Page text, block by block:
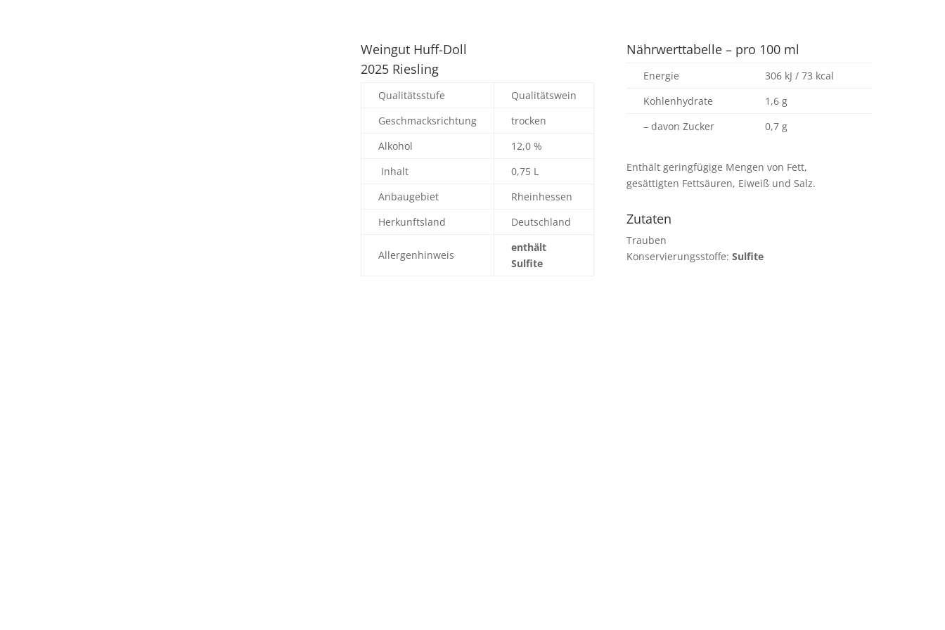
Weingut Huff-Doll
2025 Riesling
Qualitätsstufe
Qualitätswein
Geschmacksrichtung
trocken
Alkohol
12,0 %
Inhalt
0,75 L
Anbaugebiet
Rheinhessen
Herkunftsland
Deutschland
Allergenhinweis
enthält
Sulfite
Nährwerttabelle – pro 100 ml
Energie
306 kJ / 73 kcal
Kohlenhydrate
1,6 g
– davon Zucker
0,7 g
Enthält geringfügige Mengen von Fett,
gesättigten Fettsäuren, Eiweiß und Salz.
Zutaten
Trauben
Konservierungsstoffe: Sulfite